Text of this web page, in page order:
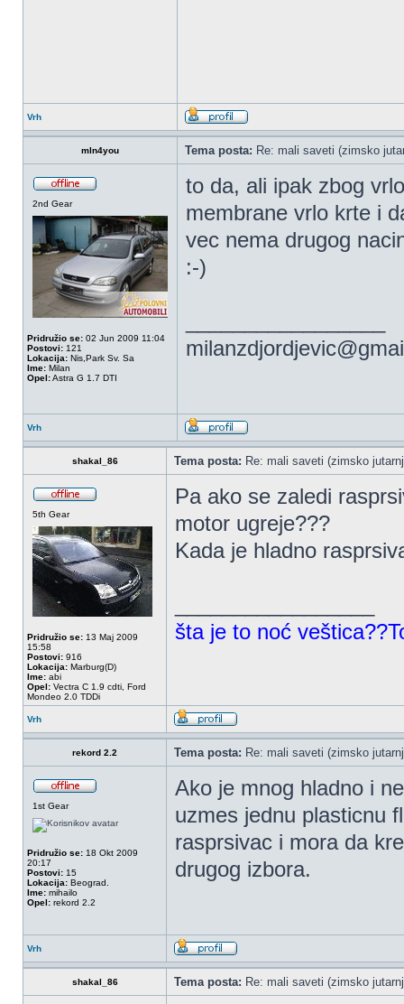
Vrh
mln4you Tema posta: Re: mali saveti (zimsko
2nd Gear
Pridružio se: 02 Jun 2009 11:04
Postovi: 121
Lokacija: Nis,Park Sv. Sa
Ime: Milan
Opel:Astra G 1.7 DTI
to da, ali ipak zbog
membrane vrlo krte i
vec nema drugog
:-)
Vrh
shakal_86 Tema posta: Re: mali saveti (zimsko
5th Gear
Pridružio se: 13 Maj 2009
15:58
Postovi: 916
Lokacija: Marburg(D)
Ime: abi
Opel: Vectra C 1.9 cdti, Ford
Mondeo 2.0 TDDi
Pa ako se zaledi
motor ugreje???
Kada je hladno
šta je to noć
Vrh
rekord 2.2 Tema posta: Re: mali saveti (zimsko
1st Gear
Pridružio se: 18 Okt 2009
20:17
Postovi: 15
Lokacija: Beograd.
Ime: mihailo
Opel: rekord 2.2
Ako je mnog hladno i
uzmes jednu plasticnu
rasprsivac i mora da
drugog izbora.
Vrh
shakal_86 Tema posta: Re: mali saveti (zimsko